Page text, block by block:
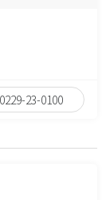
0229-23-0100